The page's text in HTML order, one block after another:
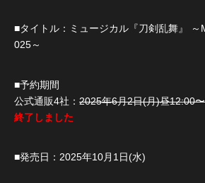
■タイトル：ミュージカル『刀剣乱舞』 ～
025～
■予約期間
公式通販4社： 2025年6月2日(月)昼12:00
終了しました
■発売日：2025年10月1日(水)